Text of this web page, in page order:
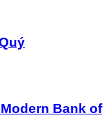
Bank of